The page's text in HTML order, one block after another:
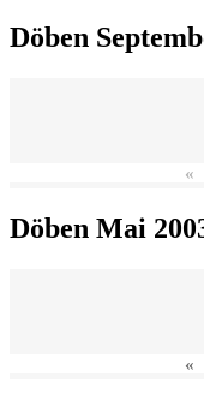
Döben
«
Döben Mai
«